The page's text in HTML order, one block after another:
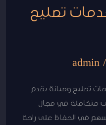
| خدمات تصليح
/
admin
تصليح وصيانة يقدم
متكاملة في مجال
يسهم في الحفاظ على راحة